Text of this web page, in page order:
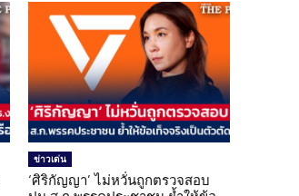
ข่าวเด่น
‘ศิริกัญญา’ ไม่หวั่นถูกตรวจสอบ